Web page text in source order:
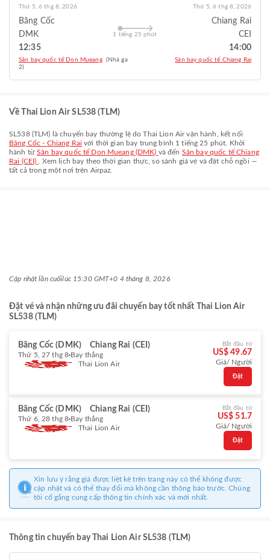
Thứ 5, 6 thg 8, 2026
Băng Cốc
DMK
12:35
Sân bay quốc tế Don Mueang
(Nhà ga
2)
1 tiếng 25 phút
Thứ 5, 6 thg 8, 2026
Chiang Rai
CEI
14:00
Sân bay quốc tế Chiang Rai
Về Thai Lion Air SL538 (TLM)
SL538(TLM) là chuyến bay thường lệ doThai Lion Airvận hành, kết nối
Băng Cốc - Chiang Rai với thời gian bay trung bình 1 tiếng 25 phút . Khởi
hành từSân bay quốc tế Don Mueang (DMK) và đến Sân bay quốc tế Chiang
Rai (CEI)
. Xem lịch bay theo thời gian thực, so sánh giá vé và đặt chỗ ngồi —
tất cả trong một nơi trên Airpaz.
Cập nhật lần cuốilúc 15:30 GMT+0 4 tháng 8, 2026
Đặt vé và nhận những ưu đãi chuyến bay tốt nhất Thai Lion Air
SL538 (TLM)
Băng Cốc (DMK) Chiang Rai (CEI)
Thứ 5, 27 thg 8 Bay thẳng
Thai Lion Air
Bắt đầu từ
US$ 49.67
Giá/ Người
Đặt
Băng Cốc (DMK) Chiang Rai (CEI)
Thứ 6, 28 thg 8 Bay thẳng
Thai Lion Air
Bắt đầu từ
US$ 51.7
Giá/ Người
Đặt
Xin lưu ý rằng giá được liệt kê trên trang này có thể không được
cập nhật và có thể thay đổi mà không cần thông báo trước. Chúng
tôi cố gắng cung cấp thông tin chính xác và mới nhất.
Thông tin chuyến bay Thai Lion Air SL538 (TLM)